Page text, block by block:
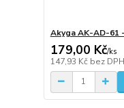
Akyga AK-AD-
179,00 Kč/ks
147,93 Kč bez DPH